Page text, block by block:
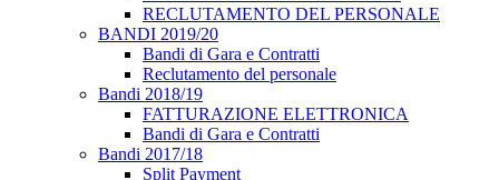
RECLUTAMENTO DEL PERSONALE
BANDI 2019/20
Bandi di Gara e Contratti
Reclutamento del personale
Bandi 2018/19
FATTURAZIONE ELETTRONICA
Bandi di Gara e Contratti
Bandi 2017/18
Split Payment